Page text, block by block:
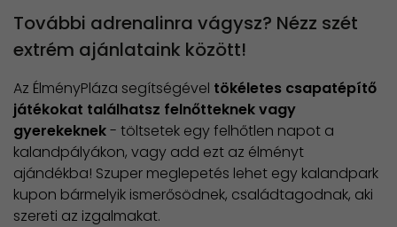
További adrenalinra vágysz? Nézz szét
extrém ajánlataink között!
Az ÉlményPláza segítségével tökéletes csapatépítő
játékokat találhatsz felnőtteknek vagy
gyerekeknek- töltsetek egy felhőtlen napot a
kalandpályákon, vagy add ezt az élményt
ajándékba! Szuper meglepetés lehet egy kalandpark
kupon bármelyik ismerősödnek, családtagodnak, aki
szereti az izgalmakat.